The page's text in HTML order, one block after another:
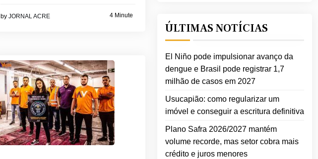
by JORNAL ACRE 4 Minute
ÚLTIMAS NOTÍCIAS
El Niño pode impulsionar avanço da
dengue e Brasil pode registrar 1,7
milhão de casos em 2027
Usucapião: como regularizar um
imóvel e conseguir a escritura definitiva
Plano Safra 2026/2027 mantém
volume recorde, mas setor cobra mais
crédito e juros menores